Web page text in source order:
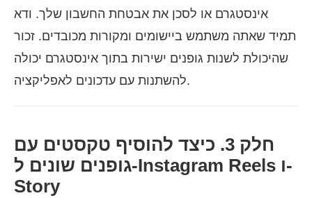
אינסטגרם או לסכן את אבטחת החשבון שלך. ודא
תמיד שאתה משתמש ביישומים ומקורות מכובדים. זכור
שהיכולת לשנות גופנים ישירות בתוך אינסטגרם יכולה
להשתנות עם עדכונים לאפליקציה.
חלק 3. כיצד להוסיף טקסטים עם
גופנים שונים ל-Instagram Reels ו-
Story